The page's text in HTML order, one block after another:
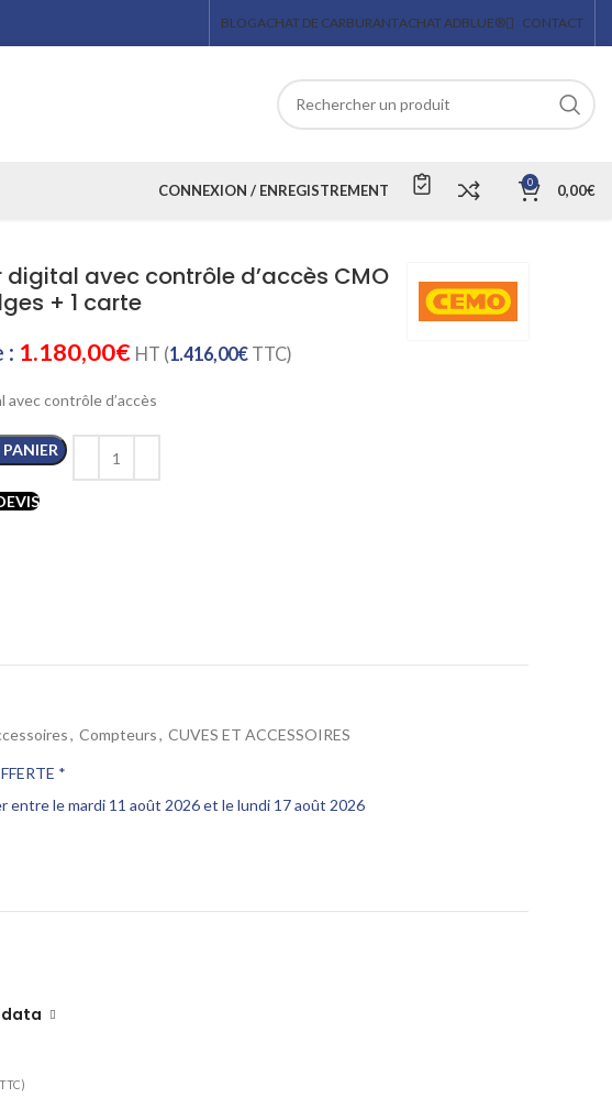
BLOGACHAT DE CARBURANTACHAT ADBLUE® CONTACT
CONNEXION / ENREGISTREMENT 0 0,00€
avec contrôle d’accès CMO
+ 1 carte
: 1.180,00€ HT (1.416,00€TTC)
contrôle d’accès
, Compteurs, CUVES ET ACCESSOIRES
*
entre le mardi 11 août 2026 et le lundi 17 août 2026
data